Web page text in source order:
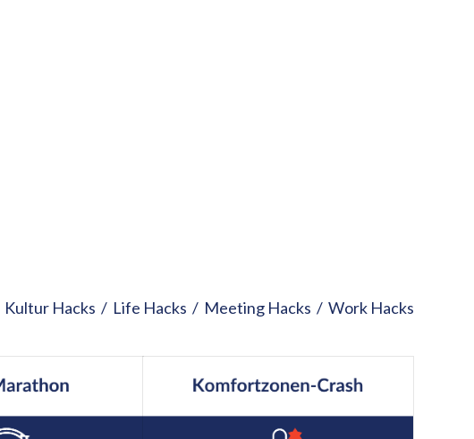
Kultur Hacks / Life Hacks / Meeting Hacks / Work Hacks